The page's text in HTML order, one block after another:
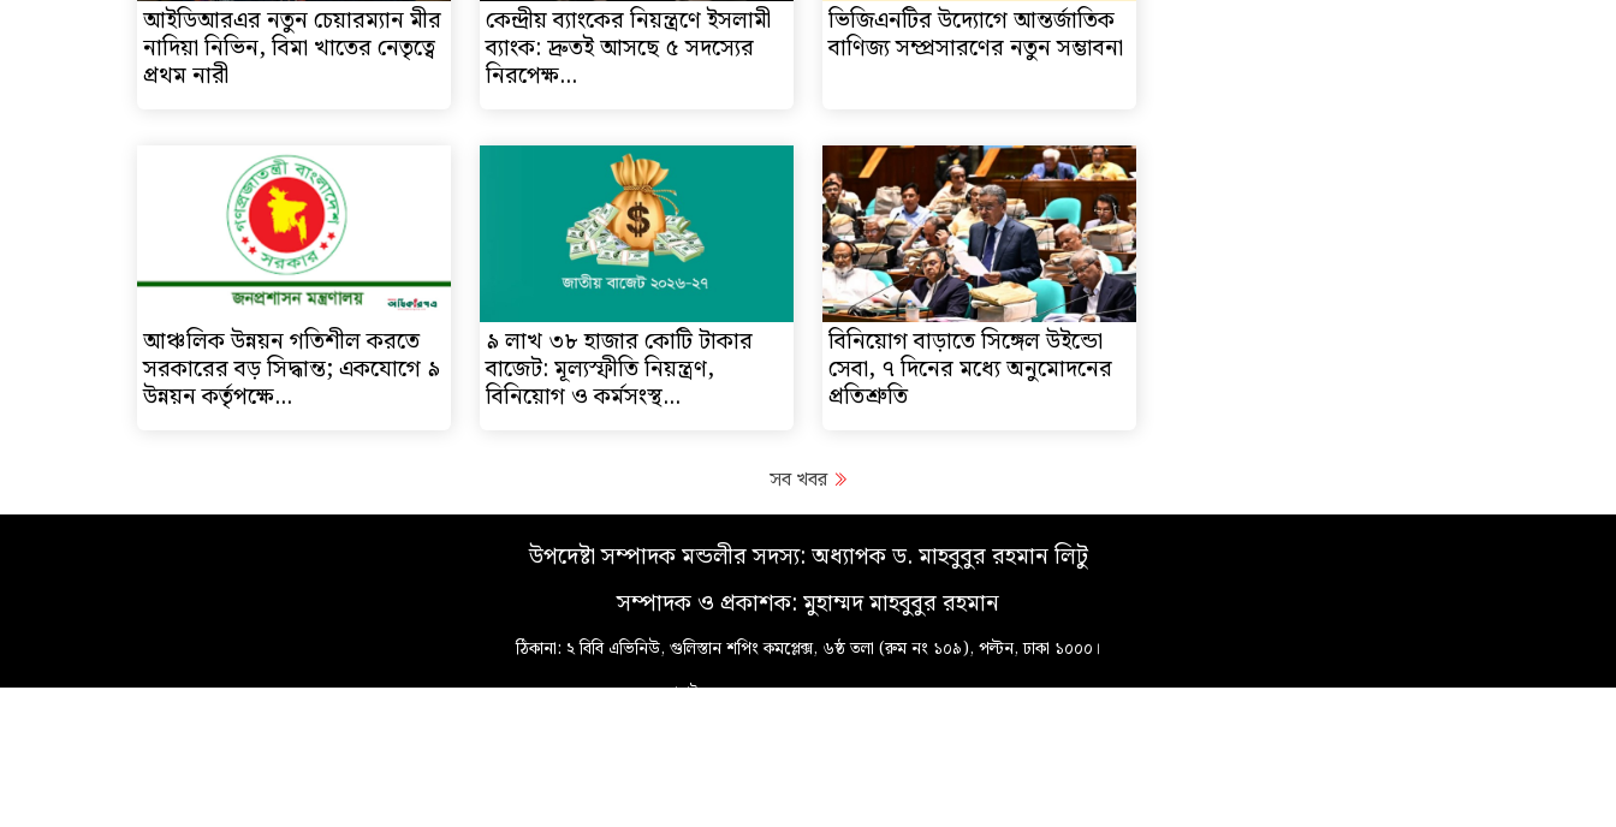
আইডিআরএর নতুন চেয়ারম্যান মীর
নাদিয়া নিভিন, বিমা খাতের নেতৃত্বে
প্রথম নারী
কেন্দ্রীয় ব্যাংকের নিয়ন্ত্রণে ইসলামী
ব্যাংক: দ্রুতই আসছে ৫ সদস্যের
নিরপেক্ষ...
ভিজিএনটির উদ্যোগে আন্তর্জাতিক
বাণিজ্য সম্প্রসারণের নতুন সম্ভাবনা
আঞ্চলিক উন্নয়ন গতিশীল করতে
সরকারের বড় সিদ্ধান্ত; একযোগে ৯
উন্নয়ন কর্তৃপক্ষে...
৯ লাখ ৩৮ হাজার কোটি টাকার
বাজেট: মূল্যস্ফীতি নিয়ন্ত্রণ,
বিনিয়োগ ও কর্মসংস্থ...
বিনিয়োগ বাড়াতে সিঙ্গেল উইন্ডো
সেবা, ৭ দিনের মধ্যে অনুমোদনের
প্রতিশ্রুতি
সব খবর
উপদেষ্টা সম্পাদক মন্ডলীর সদস্য: অধ্যাপক ড. মাহবুবুর রহমান লিটু
সম্পাদক ও প্রকাশক: মুহাম্মদ মাহবুবুর রহমান
ঠিকানা: ২ বিবি এভিনিউ, গুলিস্তান শপিং কমপ্লেক্স, ৬ষ্ঠ তলা (রুম নং ১০৯), পল্টন, ঢাকা ১০০০।
মোবাইল: ০১৭১৫-৬০৭৫৫৫, ০১৭৪০-৫৯৯৯৮৮